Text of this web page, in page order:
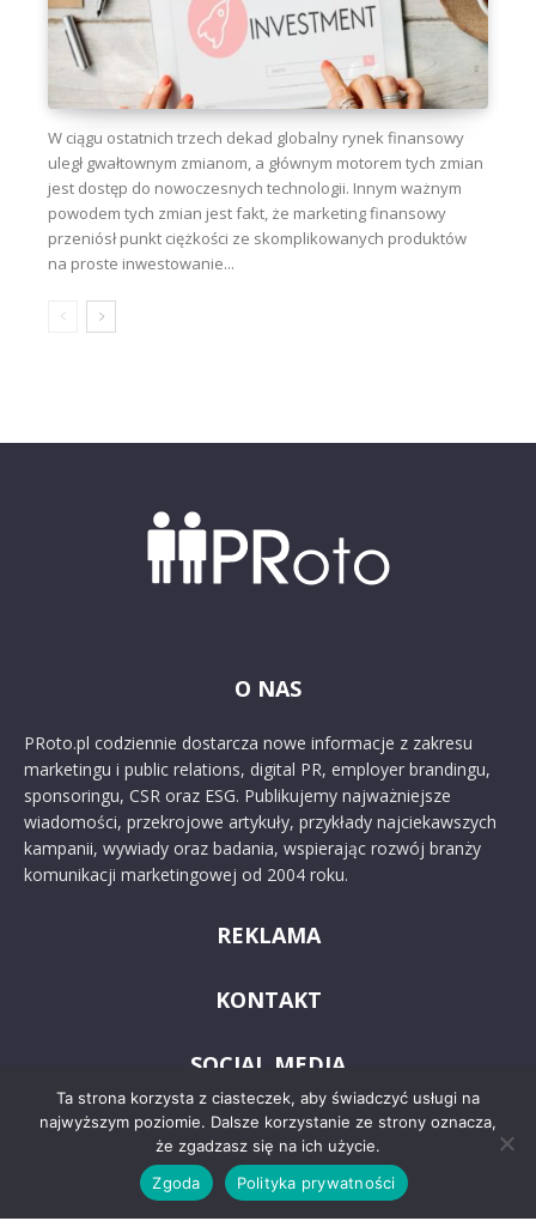
W ciągu ostatnich trzech dekad globalny rynek finansowy
uległ gwałtownym zmianom, a głównym motorem tych zmian
jest dostęp do nowoczesnych technologii. Innym ważnym
powodem tych zmian jest fakt, że marketing finansowy
przeniósł punkt ciężkości ze skomplikowanych produktów
na proste inwestowanie...
O NAS
PRoto.pl codziennie dostarcza nowe informacje z zakresu
marketingu i public relations, digital PR, employer brandingu,
sponsoringu, CSR oraz ESG. Publikujemy najważniejsze
wiadomości, przekrojowe artykuły, przykłady najciekawszych
kampanii, wywiady oraz badania, wspierając rozwój branży
komunikacji marketingowej od 2004 roku.
REKLAMA
KONTAKT
SOCIAL MEDIA
Ta strona korzysta z ciasteczek, aby świadczyć usługi na
najwyższym poziomie. Dalsze korzystanie ze strony oznacza,
że zgadzasz się na ich użycie.
Zgoda
Polityka prywatności